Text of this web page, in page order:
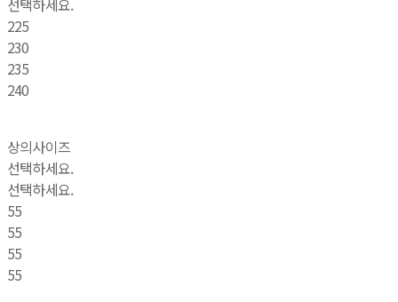
선택하세요.
225
230
235
240
상의사이즈
선택하세요.
선택하세요.
55
55
55
55